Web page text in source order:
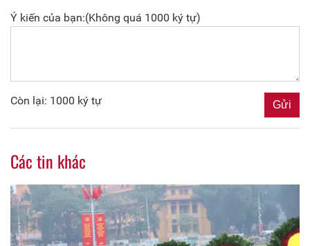
Ý kiến của bạn:(Không quá 1000 ký tự)
Còn lại: 1000 ký tự
Các tin khác